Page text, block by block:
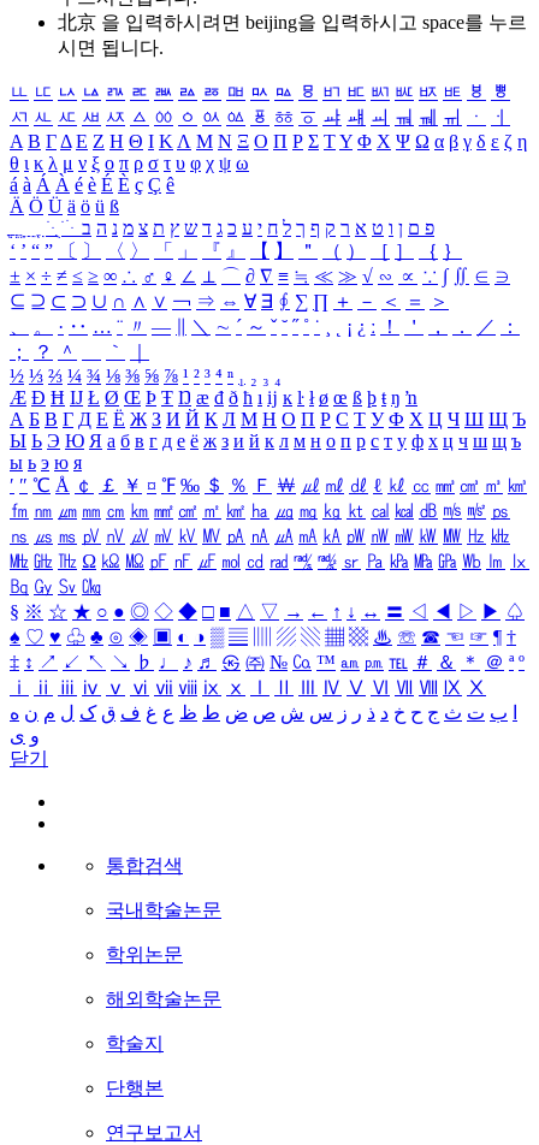
北京 을 입력하시려면 beijing을 입력하시고 space를 누르
시면 됩니다.
ㅥ ㅦ ㅧ ㅨ ㅩ ㅪ ㅫ ㅬ ㅭ ㅮ ㅯ ㅰ ㅱ ㅲ ㅳ ㅴ ㅵ ㅶ ㅷ ㅸ
ㅹ
ㅺ ㅻ ㅼ ㅽ ㅾ ㅿ ㆀ ㆁ ㆂ ㆃ ㆄ ㆅ ㆆ ㆇ ㆈ ㆉ ㆊ ㆋ ㆌ ㆍ
ㆎ
Α Β ΓΔ Ε Ζ Η Θ Ι ΚΛ Μ Ν Ξ Ο Π Ρ Σ ΤΥ Φ Χ Ψ Ω α β γ δ ε ζ η
θ ι κ λ μ ν ξ ο π ρ σ τ υ φ χ ψ ω
á à Á À é è É È ç Ç ê
Ä Ö Ü ä ö ü ß
ִֶֹ ֻּ ׁׂ פ ם ן ו ט א ר ק ף ך ל ח י ע כ ג ד ש ץ ת צ מ נ ה ב
‘ ’ “ ” 〔 〕 〈 〉 「 」 『 』 【 】 ＂ （ ） ［ ］ ｛ ｝
± × ÷ ≠ ≤ ≥ ∞ ∴ ♂ ♀ ∠ ⊥ ⌒ ∂ ∇ ≡ ≒ ≪ ≫ √ ∽ ∝ ∵ ∫ ∬ ∈ ∋
⊆ ⊇ ⊂ ⊃ ∪ ∩ ∧ ∨ ￢ ⇒ ⇔ ∀ ∃ ∮ ∑ ∏ ＋ － ＜ ＝
＞
、
。 · ‥ … ¨ 〃 ― ＼ ∼ ´ ～ ˇ ˘ ˝ ˚ ˙ ¸ ¡ ¿ ː ！ ＇ ， ． ／
：
；
？ ＾ ｀
½ ⅓ ⅔ ¼ ¾ ⅛ ⅜ ⅝ ⅞ ¹ ² ³ ⁴ ⁿ ₁ ₂ ₃ ₄
Æ Ð Ħ Ĳ Ł Ø Œ Þ Ŧ Ŋ æ đ ð ħ ı ĳ ĸ ŀ ł ø œ ß þ ŧ ŋ ŉ
А Б В Г Д Е Ё Ж З И Й К Л М Н О П Р С Т У Ф Х Ц Ч Ш Щ Ъ
Ы Ь Э Ю Я а б в г д е ё ж з и й к л м н о п р с т у ф х ц ч ш щ ъ
ы ь э ю я
′ ″ ℃ Å ￠ ￡ ￥ ¤ ℉ ‰ ＄ ％ Ｆ ￦ ㎕ ㎖ ㎗ ℓ ㎘ ㏄ ㎣ ㎤ ㎥ ㎦
㎙ ㎚ ㎛ ㎜ ㎝ ㎞ ㎟ ㎠ ㎡ ㎢ ㏊ ㎍ ㎎ ㎏ ㏏ ㎈ ㎉ ㏈ ㎧ ㎨ ㎰
㎱ ㎲ ㎳ ㎴ ㎵ ㎶ ㎷ ㎸ ㎹ ㎀ ㎁ ㎂ ㎃ ㎄ ㎺ ㎻ ㎽ ㎾ ㎿ ㎐ ㎑
㎒ ㎓ ㎔ Ω ㏀ ㏁ ㎊ ㎋ ㎌ ㏖ ㏅ ㎭ ㎮ ㎯ ㏛ ㎩ ㎪ ㎫ ㎬ ㏝ ㏐
㏓
㏃ ㏉ ㏜ ㏆
§ ※ ☆ ★ ○ ● ◎ ◇ ◆ □ ■ △ ▽ → ← ↑ ↓ ↔ 〓 ◁ ◀ ▷ ▶ ♤
♠ ♡ ♥ ♧ ♣ ⊙ ◈ ▣ ◐ ◑ ▒ ▤ ▨ ▧ ▦ ▩ ♨ ☏ ☎ ☜ ☞ ¶ †
‡ ↕ ↗ ↙ ↖ ↘ ♭ ♩ ♪ ♬ ㉿ ㈜ № ㏇ ™ ㏂ ㏘ ℡ ＃ ＆ ＊ ＠ ª º
ⅰ
ⅱ ⅲ ⅳ ⅴ ⅵ ⅶ ⅷ ⅸ ⅹ Ⅳ Ⅴ Ⅵ Ⅶ Ⅷ Ⅸ Ⅹ
ب ت ث ج ح خ د ذ ر ز س ش ص ض ط ظ ع غ ف ق ک ل م ن ه
و ی
닫기
통합검색
국내학술논문
학위논문
해외학술논문
학술지
단행본
연구보고서